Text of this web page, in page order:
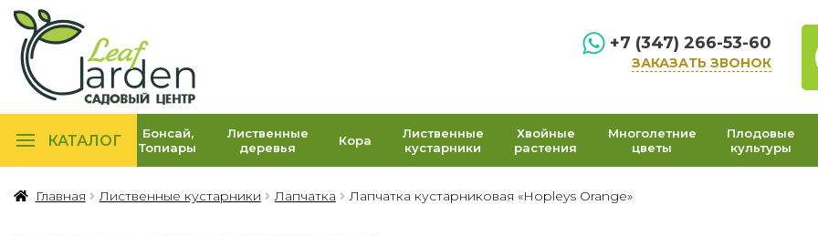
+7 (347) 266-53-60
ЗАКАЗАТЬ ЗВОНОК
КАТАЛОГ
Бонсай,
Топиары
Лиственные
деревья
Кора
Лиственные
кустарники
Хвойные
растения
Многолетние
цветы
Плодовые
культуры
Главная Лиственные кустарники Лапчатка Лапчатка кустарниковая «Hopleys Orange»